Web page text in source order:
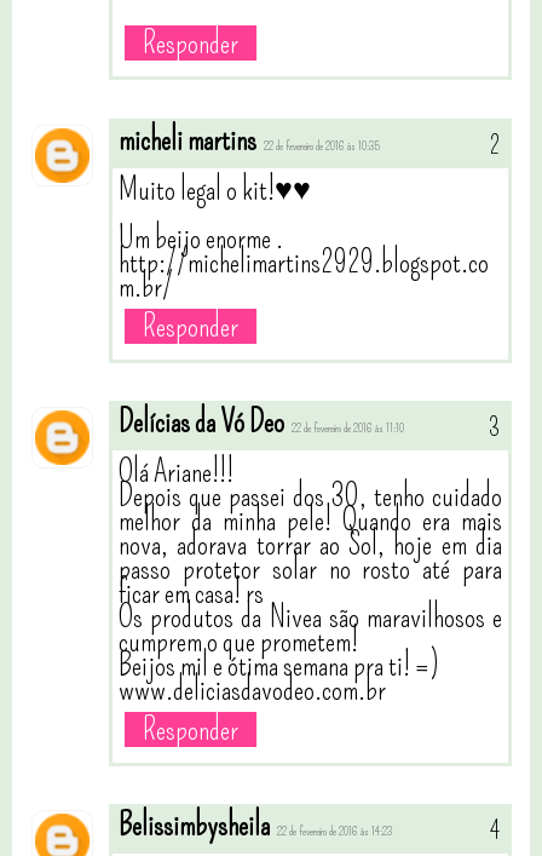
Responder
micheli martins 22 de fevereiro de 2016 às 10:35
Muito legal o kit!♥♥
Um beijo enorme .
http://michelimartins2929.blogspot.co
m.br/
Responder
Delícias da Vó Deo 22 de fevereiro de 2016 às 11:10
Olá Ariane!!!
Depois que passei dos 30, tenho cuidado
melhor da minha pele! Quando era mais
nova, adorava torrar ao Sol, hoje em dia
passo protetor solar no rosto até para
ficar em casa! rs
Os produtos da Nivea são maravilhosos e
cumprem o que prometem!
Beijos mil e ótima semana pra ti! =)
www.deliciasdavodeo.com.br
Responder
Belissimbysheila 22 de fevereiro de 2016 às 14:23